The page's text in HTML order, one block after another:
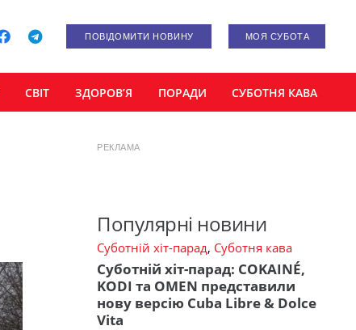
ПОВІДОМИТИ НОВИНУ МОЯ СУБОТА
СВІТ ЗДОРОВ’Я ПОРАДИ СУБОТНЯ КАВА
РЕКЛАМА
Популярні новини
Суботній хіт-парад, Суботня кава
Суботній хіт-парад: COKAINÉ,
KODI та OMEN представили
нову версію Cuba Libre & Dolce
Vita